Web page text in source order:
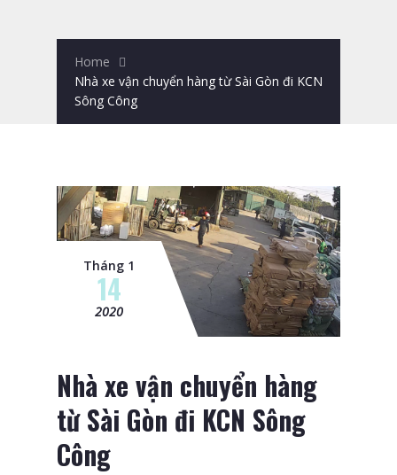
Home
Nhà xe vận chuyển hàng từ Sài Gòn đi KCN
Sông Công
Tháng 1
14
2020
Nhà xe vận chuyển hàng
từ Sài Gòn đi KCN Sông
Công